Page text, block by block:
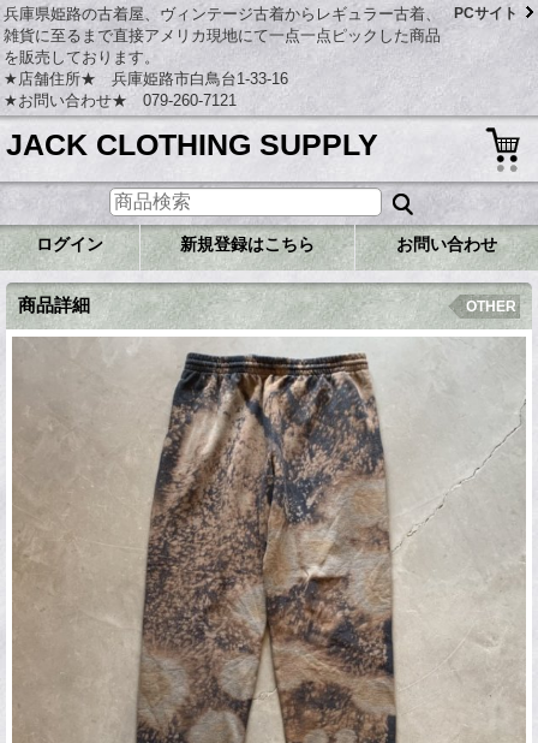
兵庫県姫路の古着屋、ヴィンテージ古着からレギュラー古着、
雑貨に至るまで直接アメリカ現地にて一点一点ピックした商品
を販売しております。
★店舗住所★ 兵庫姫路市白鳥台1-33-16
★お問い合わせ★ 079-260-7121
PCサイト
JACK CLOTHING SUPPLY
ログイン 新規登録はこちら お問い合わせ
商品詳細 OTHER